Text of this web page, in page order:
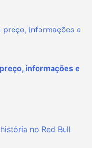
informações e